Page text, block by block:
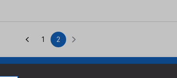
Seite
1 Seite
2